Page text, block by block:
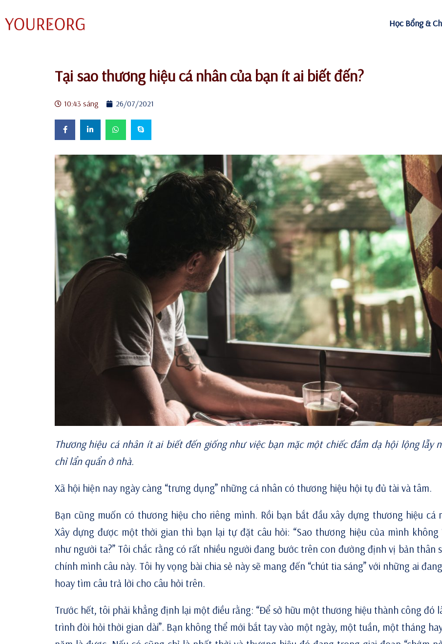
Chuyển
Học Bổng &
Tại sao thương hiệu cá nhân của bạn ít ai biết đến?
10:43 sáng 26/07/2021
Thương hiệu cá nhân ít ai biết đến giống như việc bạn mặc một chiếc đầm dạ hội lộng lẫy
chỉ lẩn quẩn ở nhà.
Xã hội hiện nay ngày càng “trưng dụng” những cá nhân có thương hiệu hội tụ đủ tài và tâm.
Bạn cũng muốn có thương hiệu cho riêng mình. Rồi bạn bắt đầu xây dựng thương hiệu cá
Xây dựng được một thời gian thì bạn lại tự đặt câu hỏi: “Sao thương hiệu của mình không
như người ta?” Tôi chắc rằng có rất nhiều người đang bước trên con đường định vị bản thân
chính mình câu này. Tôi hy vọng bài chia sẻ này sẽ mang đến “chút tia sáng” với những ai
hoay tìm câu trả lời cho câu hỏi trên.
Trước hết, tôi phải khẳng định lại một điều rằng: “Để sở hữu một thương hiệu thành công đó
trình đòi hỏi thời gian dài”. Bạn không thể mới bắt tay vào một ngày, một tuần, một tháng